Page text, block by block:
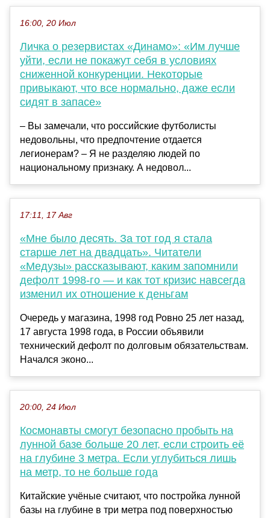
16:00, 20 Июл
Личка о резервистах «Динамо»: «Им лучше
уйти, если не покажут себя в условиях
сниженной конкуренции. Некоторые
привыкают, что все нормально, даже если
сидят в запасе»
– Вы замечали, что российские футболисты
недовольны, что предпочтение отдается
легионерам? – Я не разделяю людей по
национальному признаку. А недовол...
17:11, 17 Авг
«Мне было десять. За тот год я стала
старше лет на двадцать». Читатели
«Медузы» рассказывают, каким запомнили
дефолт 1998-го — и как тот кризис навсегда
изменил их отношение к деньгам
Очередь у магазина, 1998 год Ровно 25 лет назад,
17 августа 1998 года, в России объявили
технический дефолт по долговым обязательствам.
Начался эконо...
20:00, 24 Июл
Космонавты смогут безопасно пробыть на
лунной базе больше 20 лет, если строить её
на глубине 3 метра. Если углубиться лишь
на метр, то не больше года
Китайские учёные считают, что постройка лунной
базы на глубине в три метра под поверхностью